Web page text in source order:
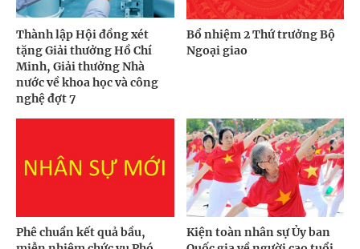
Thành lập Hội đồng xét
tặng Giải thưởng Hồ Chí
Minh, Giải thưởng Nhà
nước về khoa học và công
nghệ đợt 7
Bổ nhiệm 2 Thứ trưởng Bộ
Ngoại giao
Phê chuẩn kết quả bầu,
Kiện toàn nhân sự Ủy ban